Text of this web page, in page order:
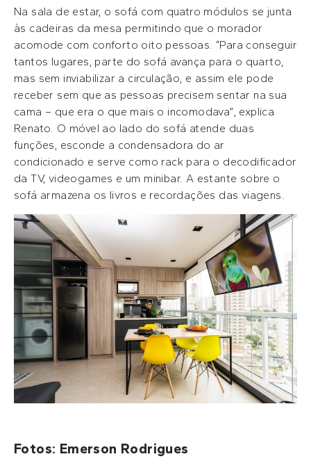
Na sala de estar, o sofá com quatro módulos se junta
às cadeiras da mesa permitindo que o morador
acomode com conforto oito pessoas. “Para conseguir
tantos lugares, parte do sofá avança para o quarto,
mas sem inviabilizar a circulação, e assim ele pode
receber sem que as pessoas precisem sentar na sua
cama – que era o que mais o incomodava”, explica
Renato. O móvel ao lado do sofá atende duas
funções, esconde a condensadora do ar
condicionado e serve como rack para o decodificador
da TV, videogames e um minibar. A estante sobre o
sofá armazena os livros e recordações das viagens.
Fotos: Emerson Rodrigues